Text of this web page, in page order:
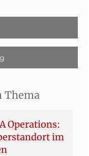
Thema
Operations:
im